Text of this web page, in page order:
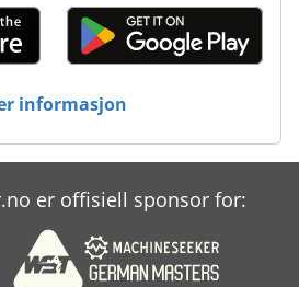
informasjon
er offisiell sponsor for: